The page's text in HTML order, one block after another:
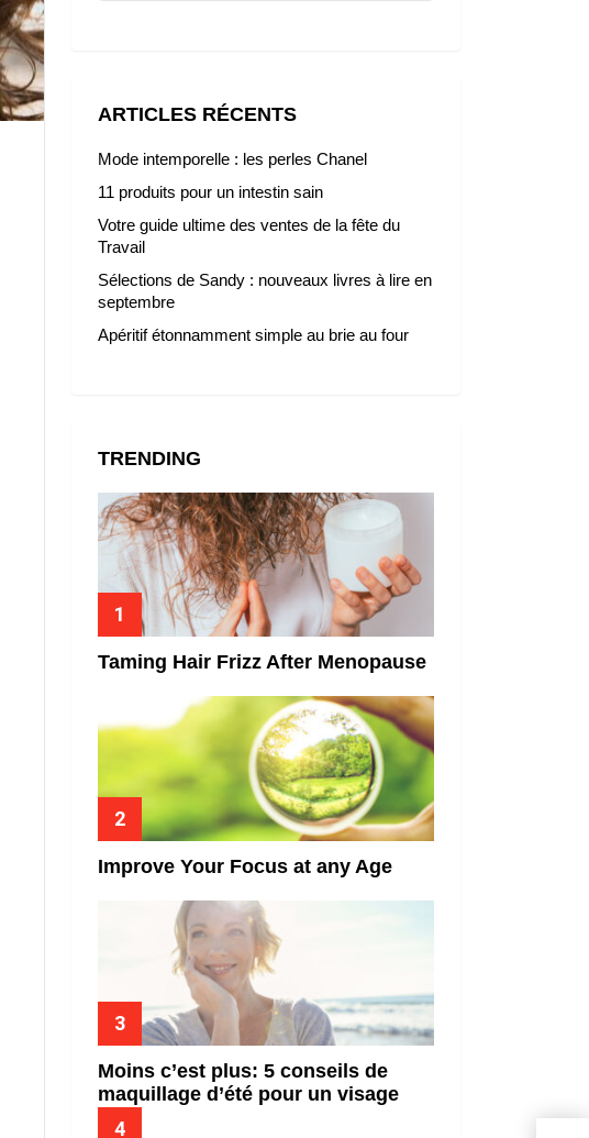
ARTICLES RÉCENTS
Mode intemporelle : les perles Chanel
11 produits pour un intestin sain
Votre guide ultime des ventes de la fête du
Travail
Sélections de Sandy : nouveaux livres à lire en
septembre
Apéritif étonnamment simple au brie au four
TRENDING
Taming Hair Frizz After Menopause
Improve Your Focus at any Age
Moins c’est plus: 5 conseils de
maquillage d’été pour un visage
frais